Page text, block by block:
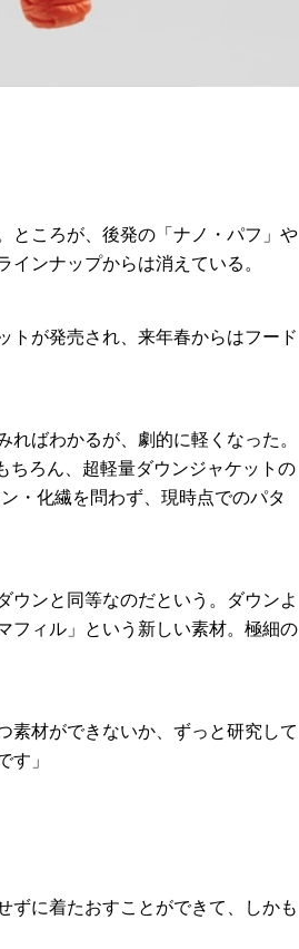
ところが、後発の「ナノ・パフ」や
ンナップからは消えている。
トが発売され、来年春からはフード
ばわかるが、劇的に軽くなった。
ちろん、超軽量ダウンジャケットの
・化繊を問わず、現時点でのパタ
ウンと同等なのだという。ダウンよ
フィル」という新しい素材。極細の
素材ができないか、ずっと研究して
」
ずに着たおすことができて、しかも